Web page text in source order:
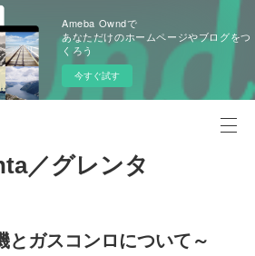
Ameba Owndで
あなただけのホームページやブログをつ
くろう
今すぐ試す
／グレンタ
とガスコンロについて～